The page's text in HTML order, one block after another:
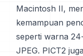
Macintosh II,
kemampuan
seperti warna
JPEG. PICT2